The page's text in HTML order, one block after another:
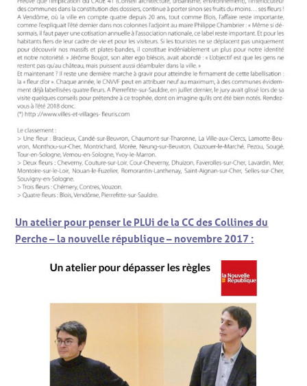
Un atelier pour penser le PLUi de la CC des Collines du
Perche – la nouvelle république – novembre 2017 :